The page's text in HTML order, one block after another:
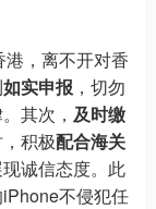
，离不开对香
如实申报 ，切勿
其次， 及时缴
积极配合海关
诚信态度。此
iPhone不侵犯任